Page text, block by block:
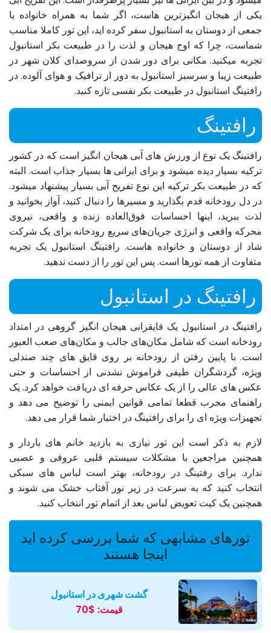
یکی از هیجان انگیزترین هاست، اگر شما به همراه خانواده یا
جمعی از دوستان به استانبول سفر کرده اید، این تور کاملا مناسب
شماست، چرا که اوج هیجان و لذت را در طبیعت بکر استانبول
تجربه میکنید. مکانی برای دور شدن از سروصدای کلان شهر در
طبیعت زیبا و سرسبز استانبول به دور از ترافیک و هوای آلوده. در
رافتینگ استانبول در طبیعت بکر نفسی تازه کنید.
رافتینگ
رافتینگ یک نوع از ورزش های آبی هیجان انگیز است که در کشور
ترکیه بسیار دیده میشود و برای ایرانی ها بسیار جذاب است. البته
که در طبیعت بکر ترکیه این نوع تفریح آبی بسیار پیشنهاد میشود.
در دل رودخانه قدم بگذارید و مسیرها را دنبال کنید، آواز بخوانید و
لذت ببرید، اینها احساسات فوق‌العاده زنده و واقعی، نیروی
محرکه واقعی و انرژی جریان‌های سریع رودخانه برای یک شرکت
شاد از دوستان و خانواده هاست. رافتینگ استانبول یک تجربه
متفاوت از همه تورها است. پس این تور را از دست ندهید.
رافتینگ در استانبول
رافتینگ در استانبول یک قایقرانی هیجان انگیز گروهی در امتداد
رودخانه است که شامل مکان‌های جالب و مکان‌های صعب العبور
است. با پایین رفتن از رودخانه بر روی قایق های چند صندلی
ویژه، گردشگران طیفی فراموش نشدنی از احساسات و حتی
عکس های عالی را از یک عکاس حرفه ای دریافت خواهد کرد. یک
راهنمای مجرب قطعا تمامی قوانین ایمنی را توضیح می دهد و
تجهیزات ویژه ای را برای رافتینگ در اختیار شما قرار می دهد.
لازم به ذکر است این تور نیازی به بازدید خانم های باردار و
همچنین مراجعین با مشکلات سیستم قلبی عروقی و عصبی
ندارد. برای رفتینگ در رودخانه، بهتر است لباس های سبکی
انتخاب کنید که به سرعت در زیر نور آفتاب خشک می شوند و
همچنین یک کیت تعویض لباس بعد از اتمام تور انتخاب کنید.
تورهای مشابهی که شما بررسی کرده اید
اینجا هستند
گشت شهری در استانبول
قیمت: $70